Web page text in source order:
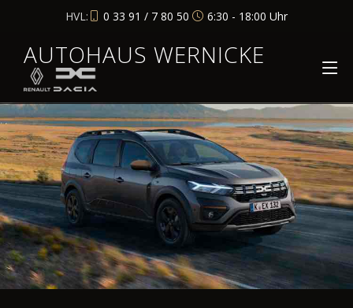
HVL: 0 33 91 / 7 80 50 6:30 - 18:00 Uhr
AUTOHAUS WERNICKE